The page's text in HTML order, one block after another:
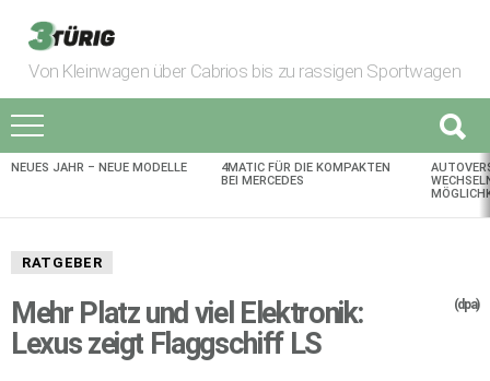
Von Kleinwagen über Cabrios bis zu rassigen Sportwagen
AKTUELLES
NEUES JAHR – NEUE MODELLE
4MATIC FÜR DIE KOMPAKTEN
BEI MERCEDES
RATGEBER
Mehr Platz und viel Elektronik:
Lexus zeigt Flaggschiff LS
(dpa)